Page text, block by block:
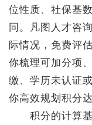
位性质、社保基
同。凡图人才咨
际情况，免费评
你梳理可加分项
缴、学历未认证
你高效规划积分
积分的计算基